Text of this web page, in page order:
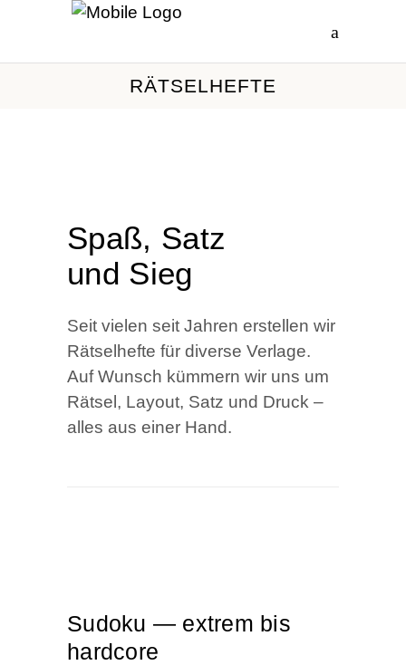
RÄT­SEL­HEF­TE
Spaß, Satz
und Sieg
Seit vie­len seit Jah­ren erstel­len wir
Rät­sel­hef­te für diver­se Ver­la­ge.
Auf Wunsch küm­mern wir uns um
Rät­sel, Lay­out, Satz und Druck –
alles aus einer Hand.
Sudo­ku — extrem bis
hardcore